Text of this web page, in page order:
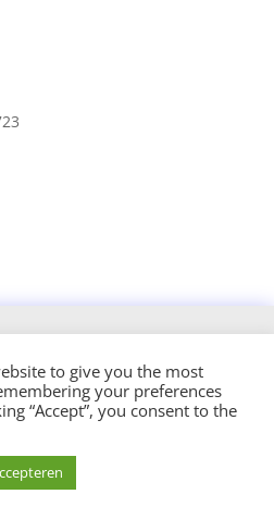
Design and hosted by:
to give you the most
your preferences
“Accept”, you consent to the